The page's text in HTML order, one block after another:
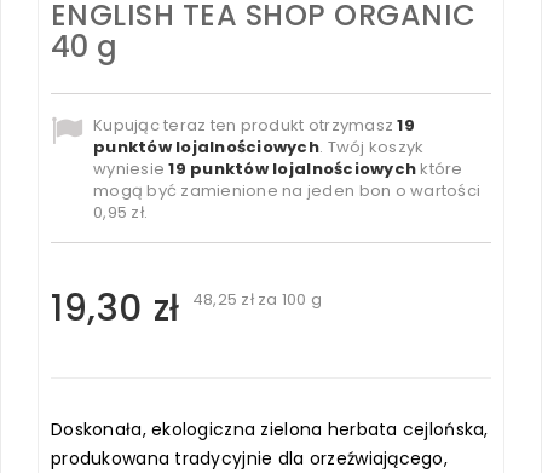
ENGLISH TEA SHOP ORGANIC
40 g
Kupując teraz ten produkt otrzymasz19
punktów lojalnościowych. Twój koszyk
wyniesie19 punktów lojalnościowych które
mogą być zamienione na jeden bon o wartości
0,95 zł.
19,30 zł 48,25 złza 100 g
Doskonała, ekologiczna zielona herbata cejlońska,
produkowana tradycyjnie dla orzeźwiającego,